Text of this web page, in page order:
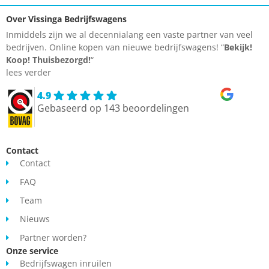
Financial Lease: €595,- p/m bij een looptijd van 72 maanden, €
10.500,- aanbetaling en slottermijn van € 5.000,- Ook
mogelijkheden met BTW mee financieren!
Over Vissinga Bedrijfswagens
Inmiddels zijn we al decennialang een vaste partner van veel
bedrijven. Online kopen van nieuwe bedrijfswagens! “Bekijk!
Koop! Thuisbezorgd!“
lees verder
4.9
Gebaseerd op 143 beoordelingen
Contact
Contact
FAQ
Team
Nieuws
Partner worden?
Onze service
Bedrijfswagen inruilen